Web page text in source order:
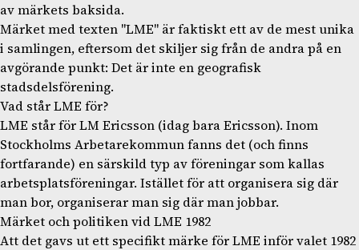
av märkets baksida.
Märket med texten "LME" är faktiskt ett av de mest unika
i samlingen, eftersom det skiljer sig från de andra på en
avgörande punkt: Det är inte en geografisk
stadsdelsförening.
Vad står LME för?
LME står för LM Ericsson (idag bara Ericsson). Inom
Stockholms Arbetarekommun fanns det (och finns
fortfarande) en särskild typ av föreningar som kallas
arbetsplatsföreningar. Istället för att organisera sig där
man bor, organiserar man sig där man jobbar.
Märket och politiken vid LME 1982
Att det gavs ut ett specifikt märke för LME inför valet 1982